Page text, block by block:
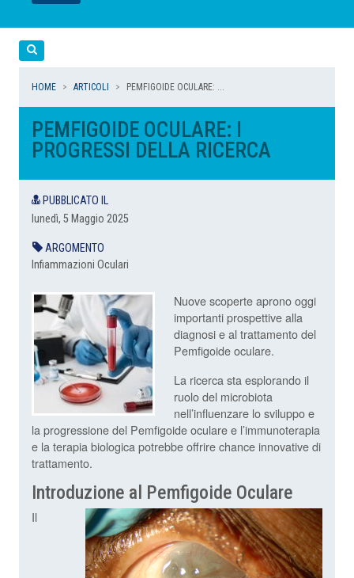
LEGGI
LEGGI
LEGGI
LEGGI
HOME ARTICOLI PEMFIGOIDE OCULARE: ...
PEMFIGOIDE OCULARE: I
PROGRESSI DELLA RICERCA
PUBBLICATO IL
lunedì, 5 Maggio 2025
ARGOMENTO
Infiammazioni Oculari
Nuove scoperte aprono oggi
importanti prospettive alla
diagnosi e al trattamento del
Pemfigoide oculare.
La ricerca sta esplorando il
ruolo del microbiota
nell’influenzare lo sviluppo e
la progressione del Pemfigoide oculare e l’immunoterapia
e la terapia biologica potrebbe offrire chance innovative di
trattamento.
Introduzione al Pemfigoide Oculare
Il